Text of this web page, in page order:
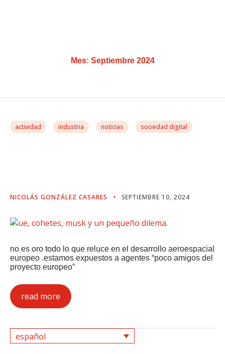
Mes: Septiembre 2024
actividad industria noticias sociedad digital
NICOLÁS GONZÁLEZ CASARES SEPTIEMBRE 10, 2024
no es oro todo lo que reluce en el desarrollo aeroespacial
europeo .estamos expuestos a agentes “poco amigos del
proyecto europeo”
read more
español